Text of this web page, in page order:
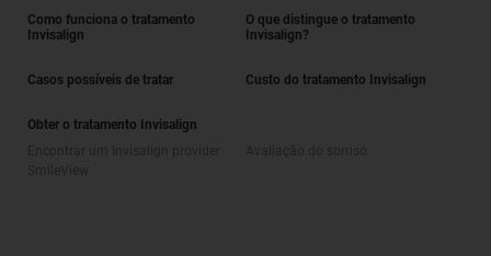
Como funciona o tratamento
Invisalign
O que distingue o tratamento
Invisalign?
Casos possíveis de tratar Custo do tratamento Invisalign
Obter o tratamento Invisalign